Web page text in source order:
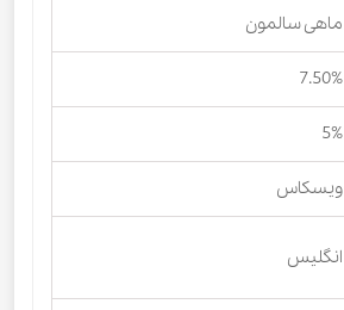
ماهی سالمون
7.50%
5%
ویسکاس
انگلیس